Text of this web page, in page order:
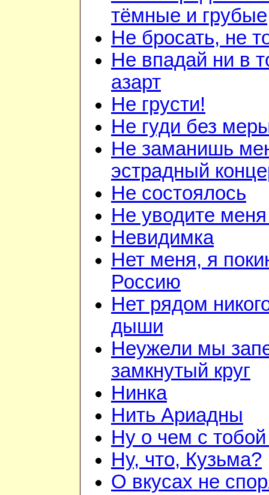
тёмные и грубые
Не бросать, не
Не впадай ни в
азарт
Не грусти!
Не гуди без
Не заманишь
эстрадный
Не состоялось
Не уводите
Невидимка
Нет меня, я
Россию
Нет рядом
дыши
Неужели мы
замкнутый круг
Нинка
Нить Ариадны
Ну о чем с тобой
Ну, что, Кузьма?
О вкусах не